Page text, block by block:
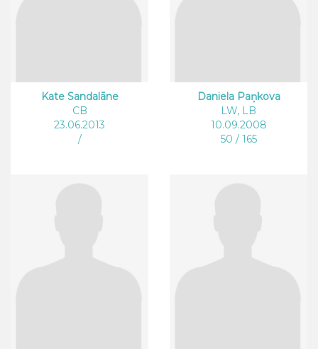
Kate Sandalāne
CB
23.06.2013
/
Daniela Paņkova
LW, LB
10.09.2008
50 / 165